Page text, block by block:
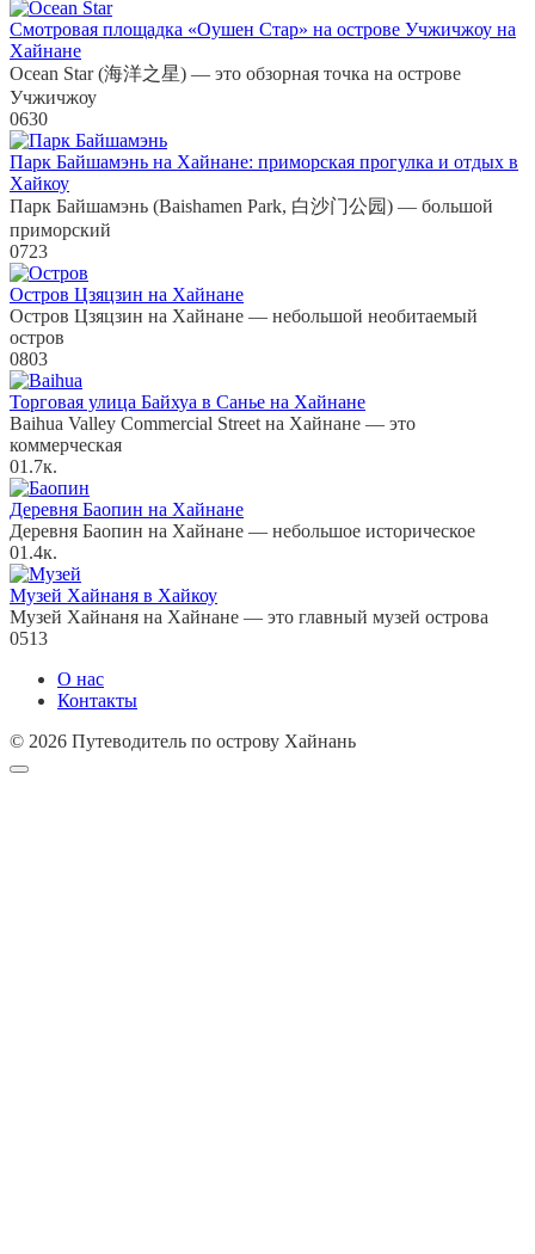
Смотровая площадка «Оушен Стар» на острове Учжичжоу на
Хайнане
Ocean Star (海洋之星) — это обзорная точка на острове
Учжичжоу
0630
Парк Байшамэнь на Хайнане: приморская прогулка и отдых в
Хайкоу
Парк Байшамэнь (Baishamen Park, 白沙门公园) — большой
приморский
0723
Остров Цзяцзин на Хайнане
Остров Цзяцзин на Хайнане — небольшой необитаемый
остров
0803
Торговая улица Байхуа в Санье на Хайнане
Baihua Valley Commercial Street на Хайнане — это
коммерческая
01.7к.
Деревня Баопин на Хайнане
Деревня Баопин на Хайнане — небольшое историческое
01.4к.
Музей Хайнаня в Хайкоу
Музей Хайнаня на Хайнане — это главный музей острова
0513
О нас
Контакты
© 2026 Путеводитель по острову Хайнань